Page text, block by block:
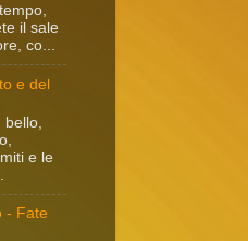
il sale
co...
e del
e le
- Fate